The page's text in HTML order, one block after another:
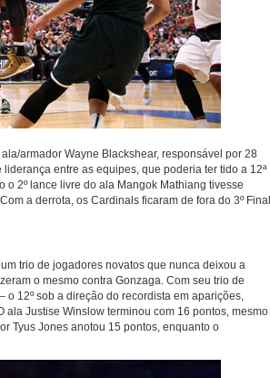
armador Wayne Blackshear, responsável por 28
entre as equipes, que poderia ter tido a 12ª
o 2º lance livre do ala Mangok Mathiang tivesse
a derrota, os Cardinals ficaram de fora do 3º Final
trio de jogadores novatos que nunca deixou a
o mesmo contra Gonzaga. Com seu trio de
o 12º sob a direção do recordista em aparições,
ala Justise Winslow terminou com 16 pontos, mesmo
Tyus Jones anotou 15 pontos, enquanto o